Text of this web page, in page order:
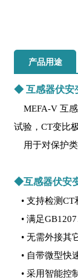
产品用途
◆ 互感器伏安
MEFA-V 互感
试验，CT变比
用于对保护类
◆互感器伏安
• 支持检测CT
• 满足GB1207
• 无需外接其
• 自带微型快
• 采用智能控